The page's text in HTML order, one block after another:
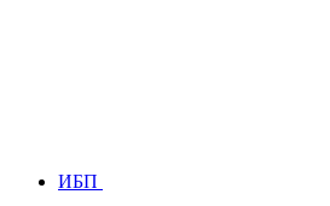
ИБП